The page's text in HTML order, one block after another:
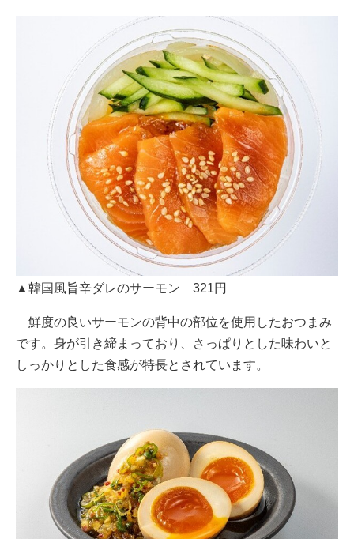
▲韓国風旨辛ダレのサーモン 321円
鮮度の良いサーモンの背中の部位を使用したおつまみ
です。身が引き締まっており、さっぱりとした味わいと
しっかりとした食感が特長とされています。